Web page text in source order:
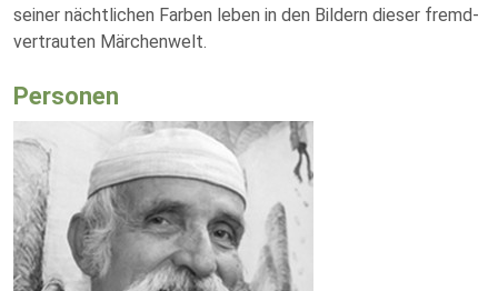
seiner nächtlichen Farben leben in den Bildern dieser fremd-
vertrauten Märchenwelt.
Personen